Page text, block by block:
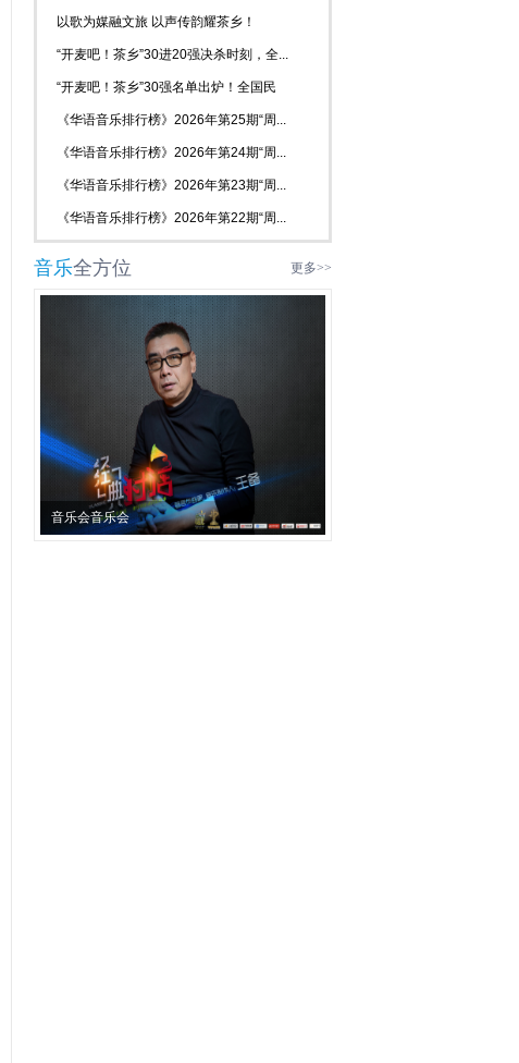
歌...
以歌为媒融文旅 以声传韵耀茶乡！
2026...
“开麦吧！茶乡”30进20强决杀时刻，全...
“开麦吧！茶乡”30强名单出炉！全国民
歌...
《华语音乐排行榜》2026年第25期“周...
《华语音乐排行榜》2026年第24期“周...
《华语音乐排行榜》2026年第23期“周...
《华语音乐排行榜》2026年第22期“周...
音乐全方位 更多>>
音乐会音乐会